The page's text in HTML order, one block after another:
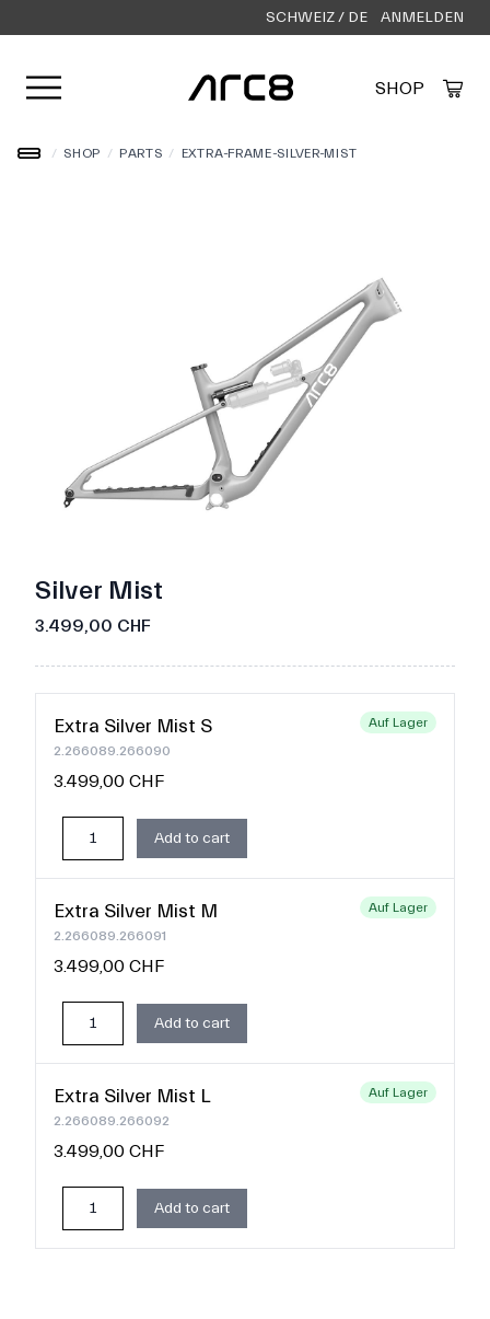
SCHWEIZ / DE ANMELDEN
Menü öffnen SHOP
/ SHOP / PARTS / EXTRA-FRAME-SILVER-MIST
Silver Mist
3.499,00 CHF
Extra Silver Mist S
2.266089.266090
Auf Lager
3.499,00 CHF
Add to cart
Extra Silver Mist M
2.266089.266091
Auf Lager
3.499,00 CHF
Add to cart
Extra Silver Mist L
2.266089.266092
Auf Lager
3.499,00 CHF
Add to cart